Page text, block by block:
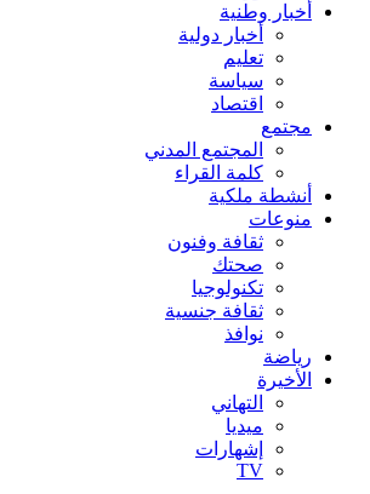
أخبار وطنية
أخبار دولية
تعليم
سياسة
اقتصاد
مجتمع
المجتمع المدني
كلمة القراء
أنشطة ملكية
منوعات
ثقافة وفنون
صحتك
تكنولوجيا
ثقافة جنسية
نوافذ
رياضة
الأخيرة
التهاني
ميديا
إشهارات
TV